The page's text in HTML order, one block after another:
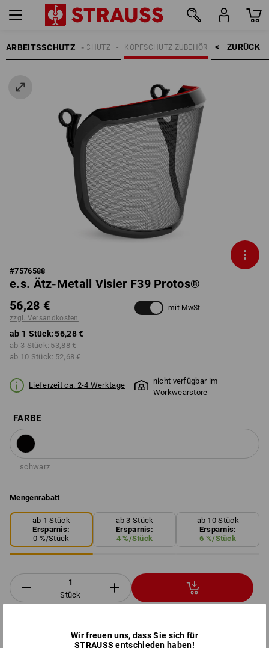
ARBEITSSCHUTZ ZURÜCK    >
KOPFSCHUTZ ZUBEHÖR
KOPFSCHUTZ
#7576588
e.s. Ätz-Metall Visier F39 Protos®
56,28 €
zzgl. Versandkosten
mit MwSt.
ab 1 Stück: 56,28 €
ab 3 Stück: 53,88 €
ab 10 Stück: 52,68 €
Lieferzeit ca. 2-4 Werktage
nicht verfügbar im
Workwearstore
FARBE
schwarz
Mengenrabatt
ab 1 Stück
Ersparnis:
0 %/Stück
ab 3 Stück
Ersparnis:
4%/Stück
ab 10 Stück
Ersparnis:
6 %/Stück
Stück
PRODUKTINFOWir freuen uns, dass Sie sich für
STRAUSS entschieden haben!